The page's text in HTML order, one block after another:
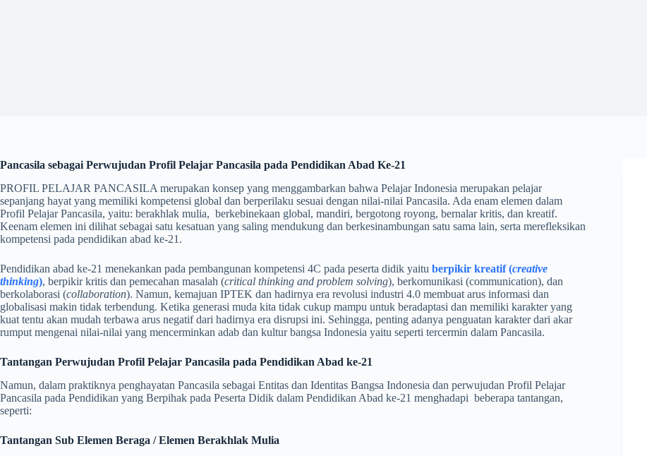
Pancasila sebagai Perwujudan Profil Pelajar Pancasila pada Pendidikan Abad Ke-21
PROFIL PELAJAR PANCASILA merupakan konsep yang menggambarkan bahwa Pelajar Indonesia merupakan pelajar
sepanjang hayat yang memiliki kompetensi global dan berperilaku sesuai dengan nilai-nilai Pancasila. Ada enam elemen dalam
Profil Pelajar Pancasila, yaitu: berakhlak mulia, berkebinekaan global, mandiri, bergotong royong, bernalar kritis, dan kreatif.
Keenam elemen ini dilihat sebagai satu kesatuan yang saling mendukung dan berkesinambungan satu sama lain, serta merefleksikan
kompetensi pada pendidikan abad ke-21.
Pendidikan abad ke-21 menekankan pada pembangunan kompetensi 4C pada peserta didik yaitu berpikir kreatif (creative
thinking), berpikir kritis dan pemecahan masalah (critical thinking and problem solving), berkomunikasi (communication), dan
berkolaborasi (collaboration). Namun, kemajuan IPTEK dan hadirnya era revolusi industri 4.0 membuat arus informasi dan
globalisasi makin tidak terbendung. Ketika generasi muda kita tidak cukup mampu untuk beradaptasi dan memiliki karakter yang
kuat tentu akan mudah terbawa arus negatif dari hadirnya era disrupsi ini. Sehingga, penting adanya penguatan karakter dari akar
rumput mengenai nilai-nilai yang mencerminkan adab dan kultur bangsa Indonesia yaitu seperti tercermin dalam Pancasila.
Tantangan Perwujudan Profil Pelajar Pancasila pada Pendidikan Abad ke-21
Namun, dalam praktiknya penghayatan Pancasila sebagai Entitas dan Identitas Bangsa Indonesia dan perwujudan Profil Pelajar
Pancasila pada Pendidikan yang Berpihak pada Peserta Didik dalam Pendidikan Abad ke-21 menghadapi beberapa tantangan,
seperti:
Tantangan Sub Elemen Beraga / Elemen Berakhlak Mulia